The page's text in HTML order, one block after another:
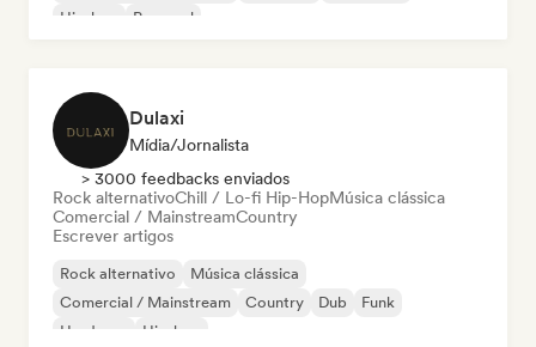
Hip-hop
Pop soul
Dulaxi
Mídia/Jornalista
> 3000 feedbacks enviados
Rock alternativoChill / Lo-fi Hip-HopMúsica clássica
Comercial / MainstreamCountry
Escrever artigos
Rock alternativo
Música clássica
Comercial / Mainstream
Country Dub
Funk
Hardcore
Hip-hop